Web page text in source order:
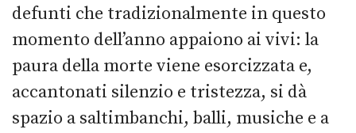
defunti che tradizionalmente in questo
momento dell’anno appaiono ai vivi: la
paura della morte viene esorcizzata e,
accantonati silenzio e tristezza, si dà
spazio a saltimbanchi, balli, musiche e a